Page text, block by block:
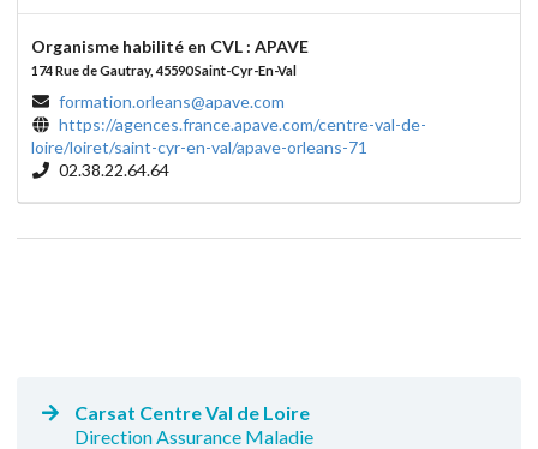
Organisme habilité en CVL : APAVE
174 Rue de Gautray, 45590 Saint-Cyr-En-Val
formation.orleans@apave.com
https://agences.france.apave.com/centre-val-de-
loire/loiret/saint-cyr-en-val/apave-orleans-71
02.38.22.64.64
Carsat Centre Val de Loire
Direction Assurance Maladie